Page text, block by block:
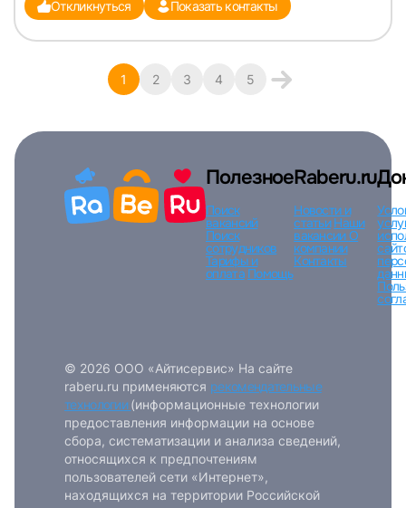
Откликнуться Показать контакты
1 2 3 4 5
Полезное
Поиск
вакансий
Поиск
сотрудников
Тарифы и
оплата Помощь
Raberu.ru
Новости и
статьи Наши
вакансииО
компании
Контакты
© 2026 ООО «Айтисервис» На сайте
raberu.ru применяются рекомендательные
технологии (информационные технологии
предоставления информации на основе
сбора, систематизации и анализа сведений,
относящихся к предпочтениям
пользователей сети «Интернет»,
находящихся на территории Российской